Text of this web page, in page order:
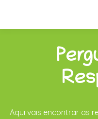
Aqui vais encontrar as